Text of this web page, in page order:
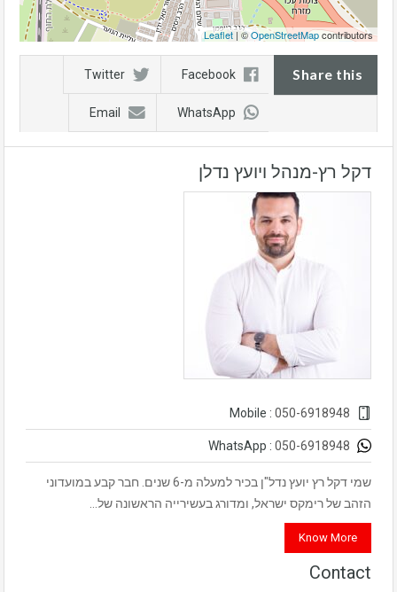
Leaflet| ©OpenStreetMapcontributors
Share this
Facebook
Twitter
WhatsApp
Email
דקל רץ-מנהל ויועץ נדלן
050-6918948
050-6918948
שמי דקל רץ יועץ נדל"ן בכיר למעלה מ-6 שנים. חבר קבע במועדוני
הזהב של רימקס ישראל, ומדורג בעשירייה הראשונה של…
Know More
Contact